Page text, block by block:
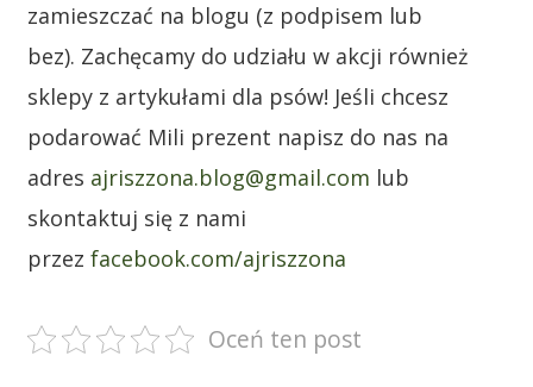
zamieszczać na blogu (z podpisem lub
bez). Zachęcamy do udziału w akcji również
sklepy z artykułami dla psów! Jeśli chcesz
podarować Mili prezent napisz do nas na
adres ajriszzona.blog@gmail.com lub
skontaktuj się z nami
przez facebook.com/ajriszzona
Oceń ten post